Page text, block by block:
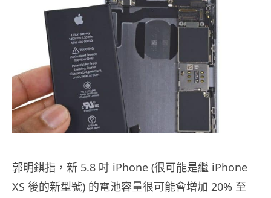
郭明錤指，新 5.8 吋 iPhone (很可能是繼 iPhone
XS 後的新型號) 的電池容量很可能會增加 20% 至